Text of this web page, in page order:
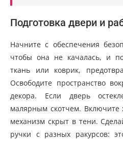
Подготовка двери и
Начните с обеспечения
чтобы она не качалась, и
ткань или коврик,
Освободите пространство
декора. Если дверь
малярным скотчем. Включите
механизм скрыт в тени.
ручки с разных ракурсов: